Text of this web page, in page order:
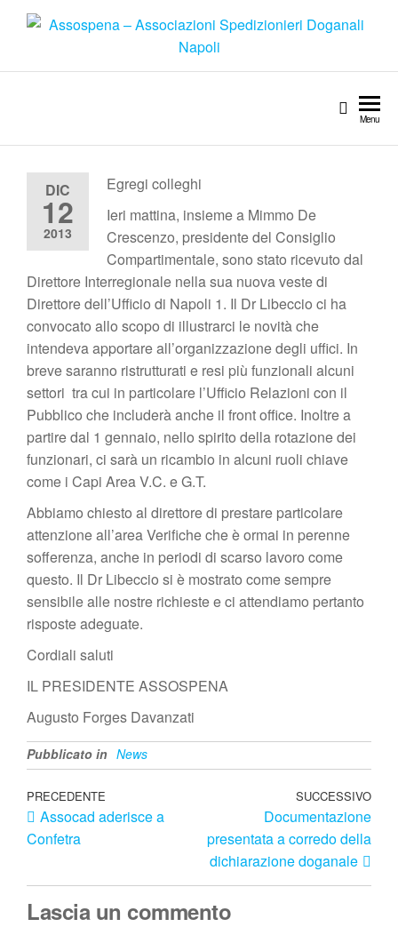
Menu
DIC
12
2013
Egregi colleghi
Ieri mattina, insieme a Mimmo De
Crescenzo, presidente del Consiglio
Compartimentale, sono stato ricevuto dal
Direttore Interregionale nella sua nuova veste di
Direttore dell’Ufficio di Napoli 1. Il Dr Libeccio ci ha
convocato allo scopo di illustrarci le novità che
intendeva apportare all’organizzazione degli uffici. In
breve saranno ristrutturati e resi più funzionali alcuni
settori tra cui in particolare l’Ufficio Relazioni con il
Pubblico che includerà anche il front office. Inoltre a
partire dal 1 gennaio, nello spirito della rotazione dei
funzionari, ci sarà un ricambio in alcuni ruoli chiave
come i Capi Area V.C. e G.T.
Abbiamo chiesto al direttore di prestare particolare
attenzione all’area Verifiche che è ormai in perenne
sofferenza, anche in periodi di scarso lavoro come
questo. Il Dr Libeccio si è mostrato come sempre
sensibile alle nostre richieste e ci attendiamo pertanto
risposte adeguate.
Cordiali saluti
IL PRESIDENTE ASSOSPENA
Augusto Forges Davanzati
Pubblicato in News
PRECEDENTE
Assocad aderisce a
Confetra
SUCCESSIVO
Documentazione
presentata a corredo della
dichiarazione doganale
Lascia un commento